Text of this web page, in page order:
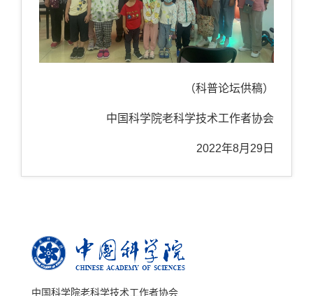
（科普论坛供稿）
中国科学院老科学技术工作者协会
2022年8月29日
中国科学院老科学技术工作者协会